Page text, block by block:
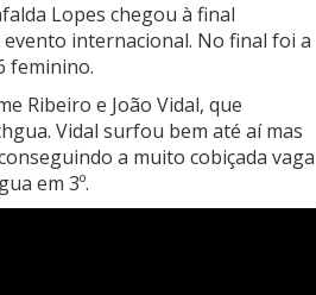
Lopes chegou à final
internacional. No final foi a
feminino.
Ribeiro e João Vidal, que
Vidal surfou bem até aí mas
a muito cobiçada vaga
em 3º.